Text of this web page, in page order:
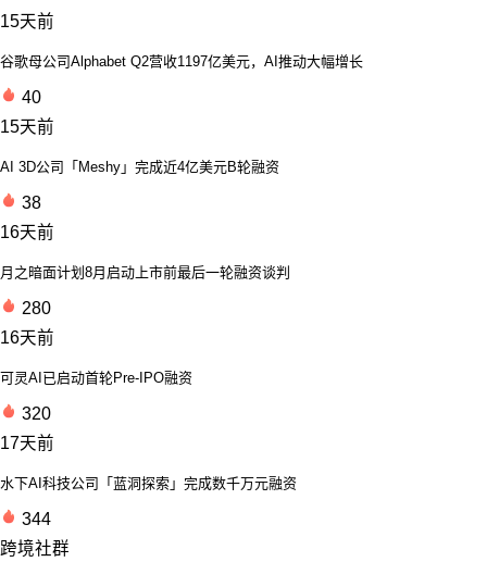
15天前
谷歌母公司Alphabet Q2营收1197亿美元，AI推动大幅增长
40
15天前
AI 3D公司「Meshy」完成近4亿美元B轮融资
38
16天前
月之暗面计划8月启动上市前最后一轮融资谈判
280
16天前
可灵AI已启动首轮Pre-IPO融资
320
17天前
水下AI科技公司「蓝洞探索」完成数千万元融资
344
跨境社群